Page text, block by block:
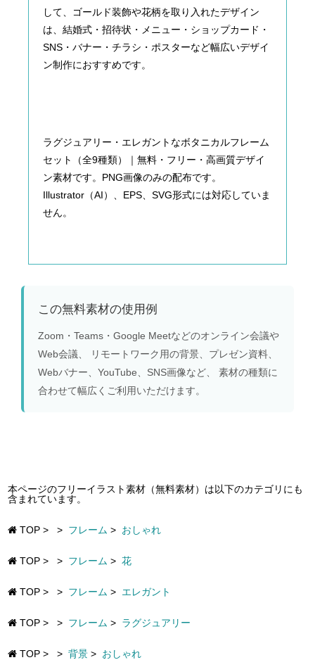
して、ゴールド装飾や花柄を取り入れたデザイン
は、結婚式・招待状・メニュー・ショップカード・
SNS・バナー・チラシ・ポスターなど幅広いデザイ
ン制作におすすめです。
ラグジュアリー・エレガントなボタニカルフレーム
セット（全9種類）｜無料・フリー・高画質デザイ
ン素材です。PNG画像のみの配布です。
Illustrator（AI）、EPS、SVG形式には対応していま
せん。
この無料素材の使用例
Zoom・Teams・Google Meetなどのオンライン会議や
Web会議、 リモートワーク用の背景、プレゼン資料、
Webバナー、YouTube、SNS画像など、 素材の種類に
合わせて幅広くご利用いただけます。
本ページのフリーイラスト素材（無料素材）は以下のカテゴリにも
含まれています。
TOP > > フレーム > おしゃれ
TOP > > フレーム > 花
TOP > > フレーム > エレガント
TOP > > フレーム > ラグジュアリー
TOP > > 背景 > おしゃれ